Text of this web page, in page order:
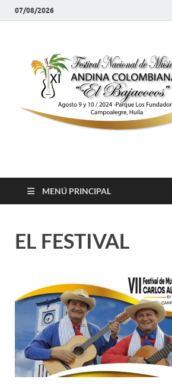
07/08/2026
Festival el
MENÚ PRINCIPAL
EL FESTIVAL